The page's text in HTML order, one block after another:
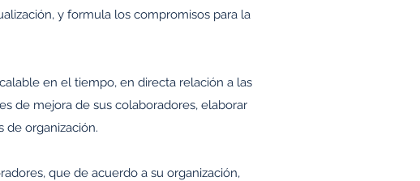
y formula los compromisos para la
en el tiempo, en directa relación a las
de mejora de sus colaboradores, elaborar
de organización.
que de acuerdo a su organización,